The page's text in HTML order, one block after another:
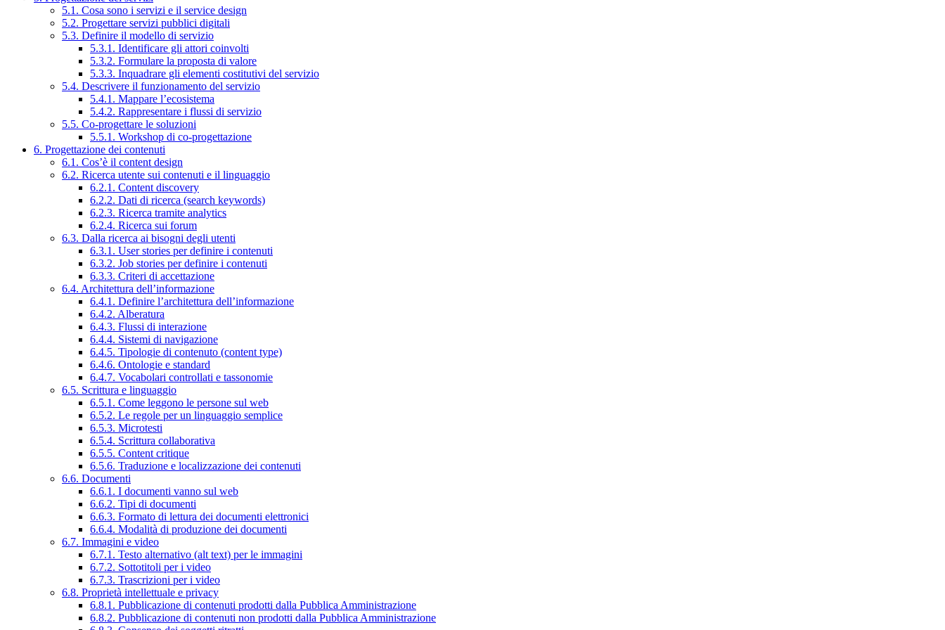
5.1. Cosa sono i servizi e il service design
5.2. Progettare servizi pubblici digitali
5.3. Definire il modello di servizio
5.3.1. Identificare gli attori coinvolti
5.3.2. Formulare la proposta di valore
5.3.3. Inquadrare gli elementi costitutivi del servizio
5.4. Descrivere il funzionamento del servizio
5.4.1. Mappare l’ecosistema
5.4.2. Rappresentare i flussi di servizio
5.5. Co-progettare le soluzioni
5.5.1. Workshop di co-progettazione
6. Progettazione dei contenuti
6.1. Cos’è il content design
6.2. Ricerca utente sui contenuti e il linguaggio
6.2.1. Content discovery
6.2.2. Dati di ricerca (search keywords)
6.2.3. Ricerca tramite analytics
6.2.4. Ricerca sui forum
6.3. Dalla ricerca ai bisogni degli utenti
6.3.1. User stories per definire i contenuti
6.3.2. Job stories per definire i contenuti
6.3.3. Criteri di accettazione
6.4. Architettura dell’informazione
6.4.1. Definire l’architettura dell’informazione
6.4.2. Alberatura
6.4.3. Flussi di interazione
6.4.4. Sistemi di navigazione
6.4.5. Tipologie di contenuto (content type)
6.4.6. Ontologie e standard
6.4.7. Vocabolari controllati e tassonomie
6.5. Scrittura e linguaggio
6.5.1. Come leggono le persone sul web
6.5.2. Le regole per un linguaggio semplice
6.5.3. Microtesti
6.5.4. Scrittura collaborativa
6.5.5. Content critique
6.5.6. Traduzione e localizzazione dei contenuti
6.6. Documenti
6.6.1. I documenti vanno sul web
6.6.2. Tipi di documenti
6.6.3. Formato di lettura dei documenti elettronici
6.6.4. Modalità di produzione dei documenti
6.7. Immagini e video
6.7.1. Testo alternativo (alt text) per le immagini
6.7.2. Sottotitoli per i video
6.7.3. Trascrizioni per i video
6.8. Proprietà intellettuale e privacy
6.8.1. Pubblicazione di contenuti prodotti dalla Pubblica Amministrazione
6.8.2. Pubblicazione di contenuti non prodotti dalla Pubblica Amministrazione